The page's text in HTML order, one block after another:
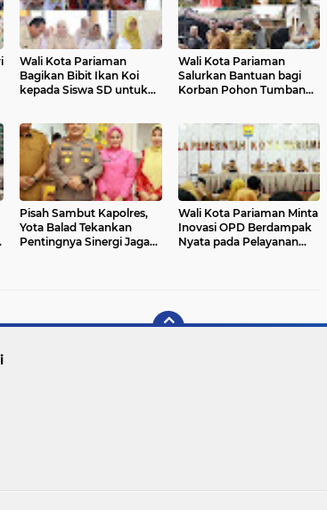
Wali Kota Pariaman
Bagikan Bibit Ikan Koi
kepada Siswa SD untuk
Wali Kota Pariaman
Salurkan Bantuan bagi
Korban Pohon Tumbang,
Pisah Sambut Kapolres,
Yota Balad Tekankan
Pentingnya Sinergi Jaga
Wali Kota Pariaman Minta
Inovasi OPD Berdampak
Nyata pada Pelayanan